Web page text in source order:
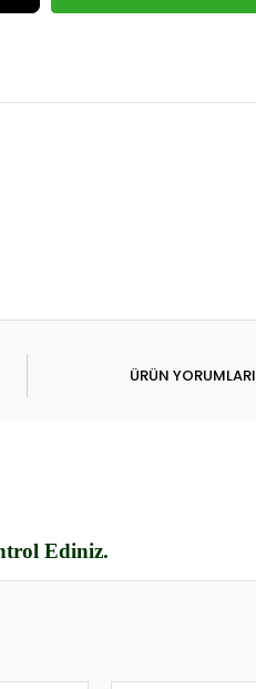
ÜRÜN YORUMLARI
Ediniz.